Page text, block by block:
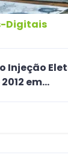
Digitais
Injeção
em...